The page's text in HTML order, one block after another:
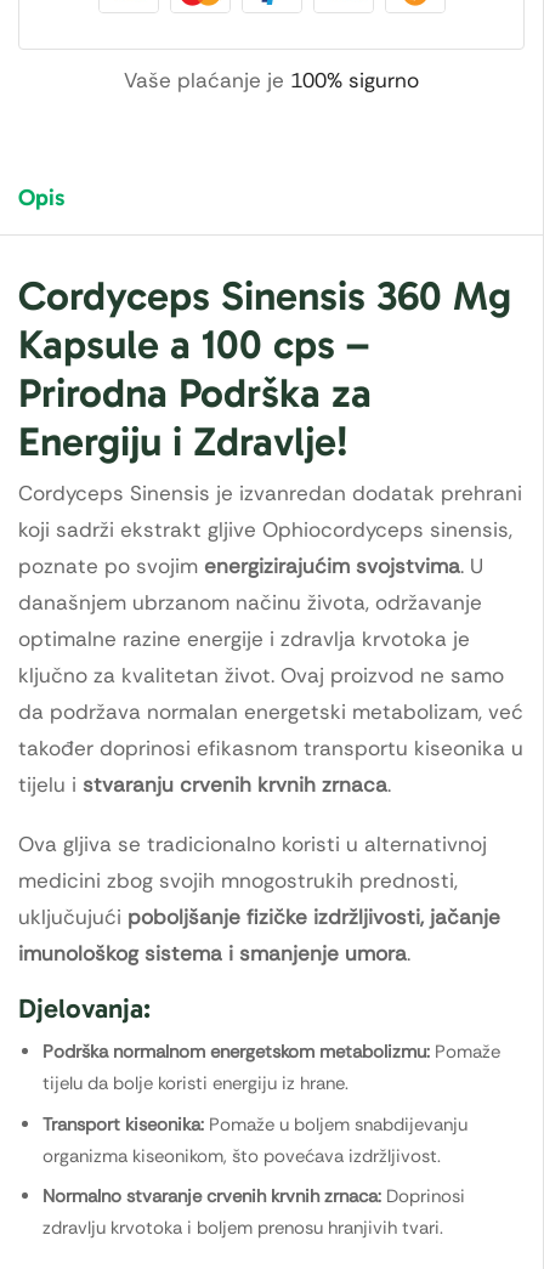
Vaše plaćanje je 100% sigurno
Opis
Cordyceps Sinensis 360 Mg
Kapsule a 100 cps –
Prirodna Podrška za
Energiju i Zdravlje!
Cordyceps Sinensis je izvanredan dodatak prehrani
koji sadrži ekstrakt gljive Ophiocordyceps sinensis,
poznate po svojim energizirajućim svojstvima. U
današnjem ubrzanom načinu života, održavanje
optimalne razine energije i zdravlja krvotoka je
ključno za kvalitetan život. Ovaj proizvod ne samo
da podržava normalan energetski metabolizam, već
također doprinosi efikasnom transportu kiseonika u
tijelu i stvaranju crvenih krvnih zrnaca.
Ova gljiva se tradicionalno koristi u alternativnoj
medicini zbog svojih mnogostrukih prednosti,
uključujući poboljšanje fizičke izdržljivosti, jačanje
imunološkog sistema i smanjenje umora.
Djelovanja:
Podrška normalnom energetskom metabolizmu: Pomaže
tijelu da bolje koristi energiju iz hrane.
Transport kiseonika: Pomaže u boljem snabdijevanju
organizma kiseonikom, što povećava izdržljivost.
Normalno stvaranje crvenih krvnih zrnaca: Doprinosi
zdravlju krvotoka i boljem prenosu hranjivih tvari.